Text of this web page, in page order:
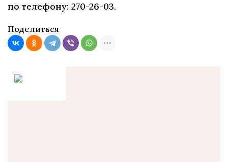
по телефону: 270-26-03.
Поделиться